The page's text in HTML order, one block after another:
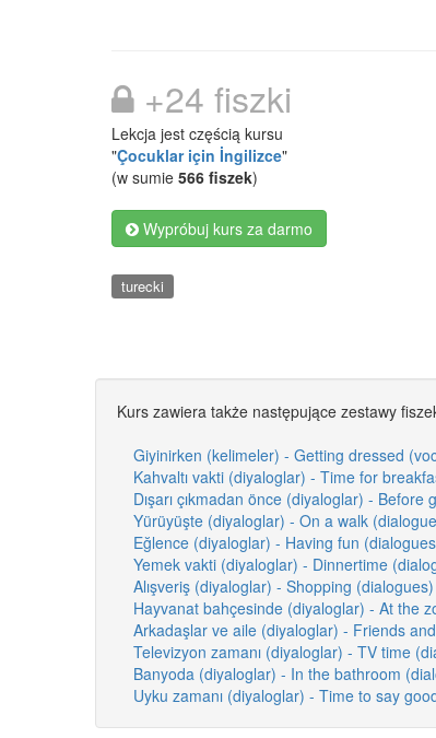
+24 fiszki
Lekcja jest częścią kursu
"Çocuklar için İngilizce"
(w sumie 566 fiszek)
Wypróbuj kurs za darmo
turecki
Kurs zawiera także następujące zestawy
Giyinirken (kelimeler) - Getting dressed
Kahvaltı vakti (diyaloglar) - Time for
Dışarı çıkmadan önce (diyaloglar) -
Yürüyüşte (diyaloglar) - On a walk
Eğlence (diyaloglar) - Having fun
Yemek vakti (diyaloglar) - Dinnertime
Alışveriş (diyaloglar) - Shopping (dialogues)
Hayvanat bahçesinde (diyaloglar) - At the
Arkadaşlar ve aile (diyaloglar) - Friends
Televizyon zamanı (diyaloglar) - TV time
Banyoda (diyaloglar) - In the bathroom
Uyku zamanı (diyaloglar) - Time to say